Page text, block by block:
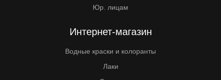
Юр. лицам
Интернет-магазин
Водные краски и колоранты
Лаки